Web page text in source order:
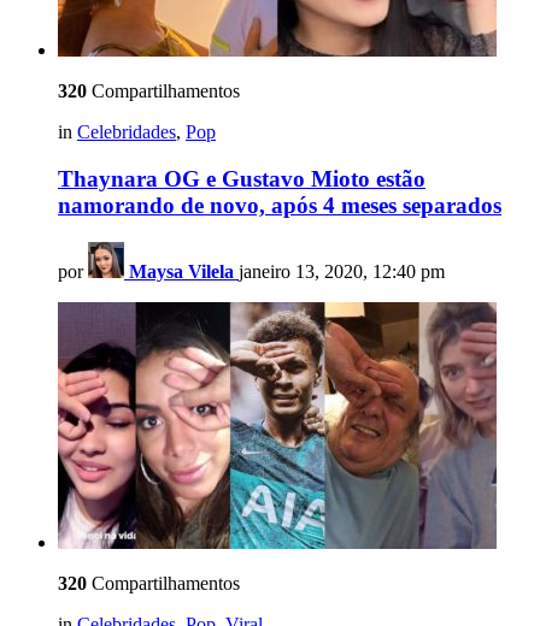
320 Compartilhamentos
in Celebridades, Pop
Thaynara OG e Gustavo Mioto estão
namorando de novo, após 4 meses separados
por Maysa Vilela janeiro 13, 2020, 12:40 pm
320 Compartilhamentos